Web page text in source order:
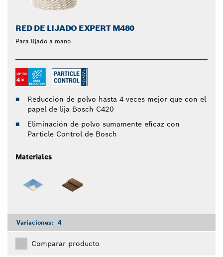
RED DE LIJADO EXPERT M480
Para lijado a mano
Reducción de polvo hasta 4 veces mejor que con el
papel de lija Bosch C420
Eliminación de polvo sumamente eficaz con
Particle Control de Bosch
Materiales
Variaciones: 4
Comparar producto